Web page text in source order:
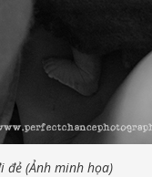
đẻ (Ảnh minh họa)